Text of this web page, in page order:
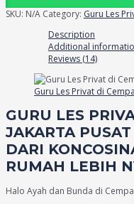
SKU: N/A Category: Guru Les
Description
Additional
Reviews (14)
Guru Les Privat di
GURU LES
JAKARTA
DARI
RUMAH LEBIH
Halo Ayah dan Bunda di